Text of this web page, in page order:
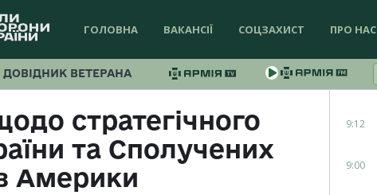
ГОЛОВНА ВАКАНСІЇ СОЦЗАХИСТ ПРО НАС
ДОВІДНИК ВЕТЕРАНА
стратегічного
та Сполучених
Америки
9:12
9:00